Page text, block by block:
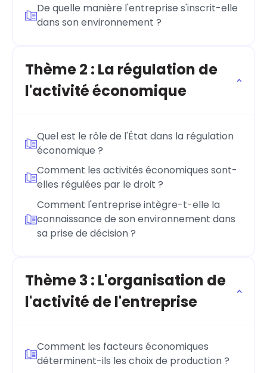
De quelle manière l'entreprise s'inscrit-elle
dans son environnement ?
Thème 2 : La régulation de
l'activité économique
Quel est le rôle de l'État dans la régulation
économique ?
Comment les activités économiques sont-
elles régulées par le droit ?
Comment l'entreprise intègre-t-elle la
connaissance de son environnement dans
sa prise de décision ?
Thème 3 : L'organisation de
l'activité de l'entreprise
Comment les facteurs économiques
déterminent-ils les choix de production ?